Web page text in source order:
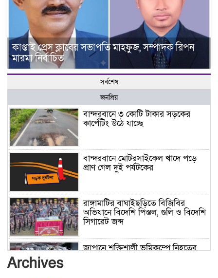
কাপ্তাই প্রেস ক্লাবের সভাপতি মাহফুজ, সম্পাদক রিপন
মারমা নির্বাচিত
সর্বশেষ
জনপ্রিয়
বান্দরবানে ৩ কোটি টাকার সড়কের
কার্পেটিং উঠে যাচ্ছে
বান্দরবানে মোটরসাইকেল খাদে পড়ে
প্রাণ গেল দুই পর্যটকের
রাঙ্গামাটির বাঘাইছড়িতে বিজিবির
অভিযানে বিদেশি পিস্তল, গুলি ও বিদেশি
সিগারেট জব্দ
জাপানে শক্তিশালী ভূমিকম্পে নিহতের
Archives